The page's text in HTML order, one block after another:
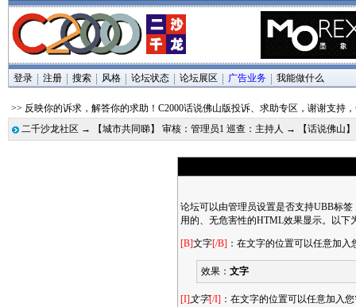
登录 注册 搜索 风格 论坛状态 论坛展区 广告业务 我能做什么
>> 反映你的诉求，解答你的求助！C2000话说佛山版投诉、求助专区，谢谢支持
二千沙龙社区 → 【城市共同睇】 审核：管理员1 巡查：主持人 → 【话说佛山】
论坛可以由管理员设置是否支持UBB标
用的、无危害性的HTML效果显示。以下
[B]文字[/B] ：在文字的位置可以任意加
效果： 文字
[I] 文字[/I] ：在文字的位置可以任意加入